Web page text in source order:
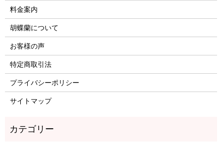
料金案内
胡蝶蘭について
お客様の声
特定商取引法
プライバシーポリシー
サイトマップ